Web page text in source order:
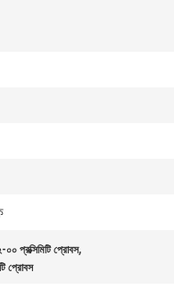
প্রক্সিমিটি প্রোবস,
প্রোবস